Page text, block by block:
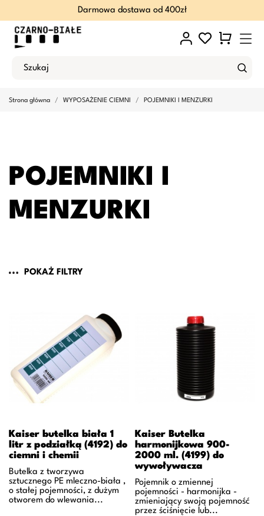
Darmowa dostawa od 400zł
Strona główna WYPOSAŻENIE CIEMNI POJEMNIKI I MENZURKI
POJEMNIKI I
MENZURKI
POKAŻ FILTRY
Kaiser butelka biała 1
litr z podziałką (4192) do
ciemni i chemii
Butelka z tworzywa
sztucznego PE mleczno-biała ,
o stałej pojemności, z dużym
otworem do wlewania...
Kaiser Butelka
harmonijkowa 900-
2000 ml. (4199) do
wywoływacza
Pojemnik o zmiennej
pojemności - harmonijka -
zmieniający swoją pojemność
przez ściśnięcie lub...